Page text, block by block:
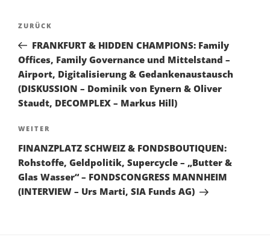
Beitragsnavigation
Vorheriger
Beitrag
ZURÜCK
FRANKFURT & HIDDEN CHAMPIONS: Family
Offices, Family Governance und Mittelstand –
Airport, Digitalisierung & Gedankenaustausch
(DISKUSSION – Dominik von Eynern & Oliver
Staudt, DECOMPLEX – Markus Hill)
Nächster
Beitrag
WEITER
FINANZPLATZ SCHWEIZ & FONDSBOUTIQUEN:
Rohstoffe, Geldpolitik, Supercycle – „Butter &
Glas Wasser“ – FONDSCONGRESS MANNHEIM
(INTERVIEW – Urs Marti, SIA Funds AG)